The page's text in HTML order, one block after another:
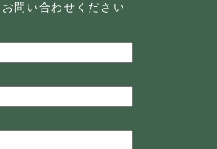
お問い合わせください